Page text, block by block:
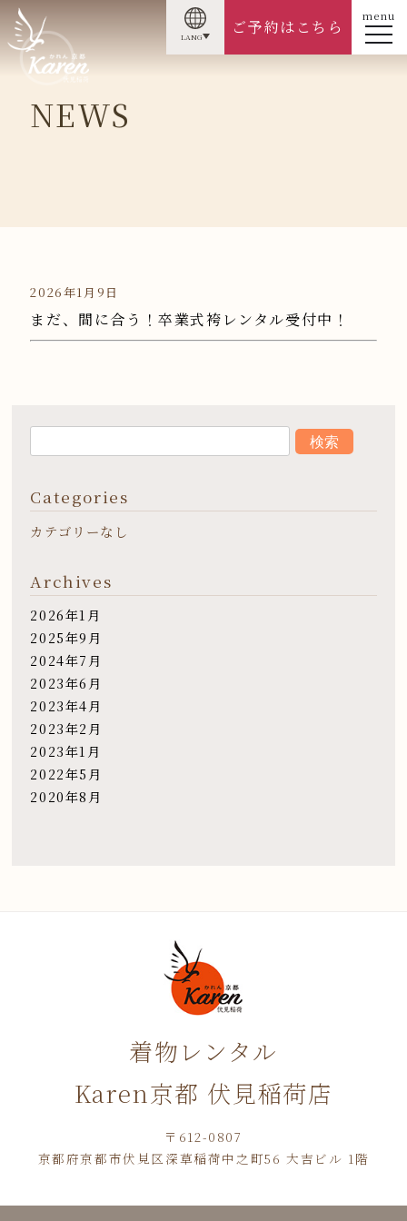
menu
ご予約はこちら
LANG
NEWS
2026年1月9日
まだ、間に合う！卒業式袴レンタル受付中！
Categories
カテゴリーなし
Archives
2026年1月
2025年9月
2024年7月
2023年6月
2023年4月
2023年2月
2023年1月
2022年5月
2020年8月
着物レンタル
Karen京都 伏見稲荷店
〒612-0807
京都府京都市伏見区深草稲荷中之町56 大吉ビル 1階